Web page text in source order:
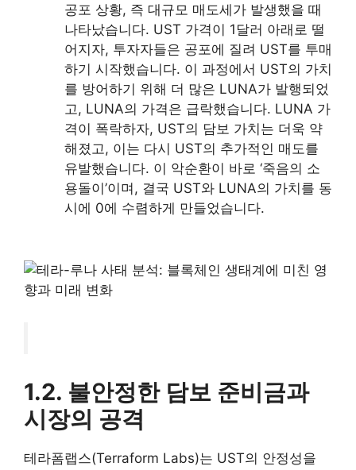
공포 상황, 즉 대규모 매도세가 발생했을 때
나타났습니다. UST 가격이 1달러 아래로 떨
어지자, 투자자들은 공포에 질려 UST를 투매
하기 시작했습니다. 이 과정에서 UST의 가치
를 방어하기 위해 더 많은 LUNA가 발행되었
고, LUNA의 가격은 급락했습니다. LUNA 가
격이 폭락하자, UST의 담보 가치는 더욱 약
해졌고, 이는 다시 UST의 추가적인 매도를
유발했습니다. 이 악순환이 바로 ‘죽음의 소
용돌이’이며, 결국 UST와 LUNA의 가치를 동
시에 0에 수렴하게 만들었습니다.
1.2. 불안정한 담보 준비금과
시장의 공격
테라폼랩스(Terraform Labs)는 UST의 안정성을